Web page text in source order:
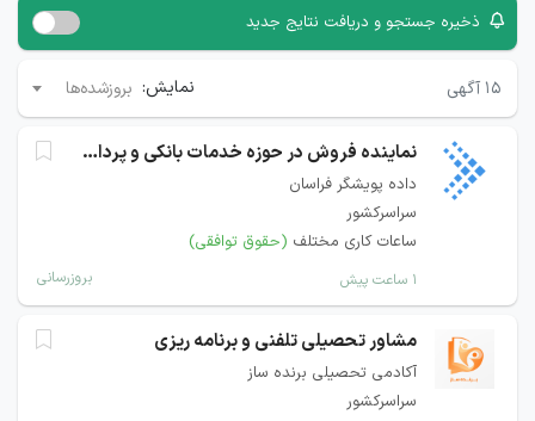
ذخیره جستجو و دریافت نتایج جدید
۱۵ آگهی نمایش: بروزشده‌ها
نماینده فروش در حوزه خدمات بانکی و پرداخت
داده پویشگر فراسان
سراسرکشور
ساعات کاری مختلف (حقوق توافقی)
۱ ساعت پیش بروزرسانی
مشاور تحصیلی تلفنی و برنامه ریزی
آکادمی تحصیلی برنده ساز
سراسرکشور